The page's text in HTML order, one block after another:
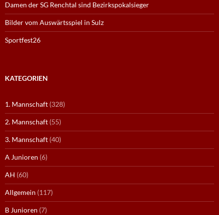
Damen der SG Renchtal sind Bezirkspokalsieger
Bilder vom Auswärtsspiel in Sulz
Sportfest26
KATEGORIEN
1. Mannschaft (328)
2. Mannschaft (55)
3. Mannschaft (40)
A Junioren (6)
AH (60)
Allgemein (117)
B Junioren (7)